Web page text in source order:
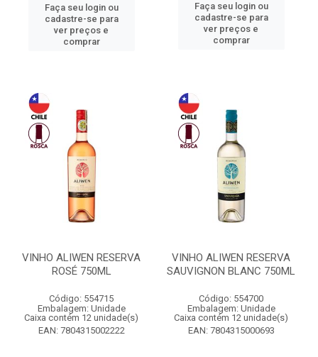
Faça seu login ou
cadastre-se para
ver preços e
comprar
Faça seu login ou
cadastre-se para
ver preços e
comprar
VINHO ALIWEN RESERVA
ROSÉ 750ML
Código: 554715
Embalagem: Unidade
Caixa contém 12 unidade(s)
EAN: 7804315002222
VINHO ALIWEN RESERVA
SAUVIGNON BLANC 750ML
Código: 554700
Embalagem: Unidade
Caixa contém 12 unidade(s)
EAN: 7804315000693